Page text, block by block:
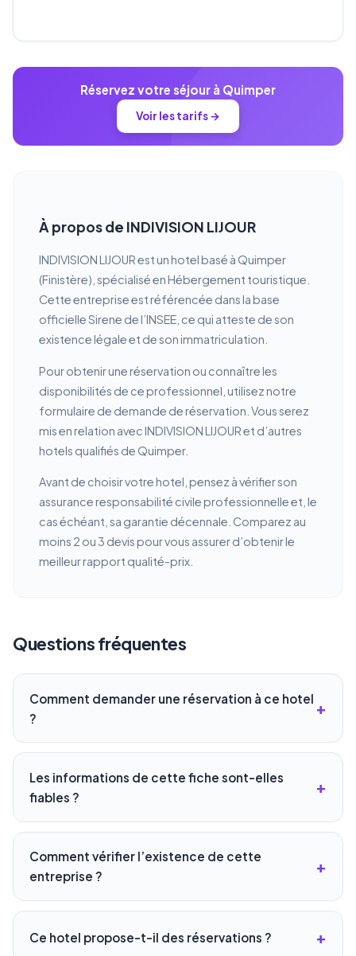
Réservez votre séjour à Quimper
Voir les tarifs →
À propos de INDIVISION LIJOUR
INDIVISION LIJOUR est un hotel basé à Quimper
(Finistère), spécialisé en Hébergement touristique.
Cette entreprise est référencée dans la base
officielle Sirene de l’INSEE, ce qui atteste de son
existence légale et de son immatriculation.
Pour obtenir une réservation ou connaître les
disponibilités de ce professionnel, utilisez notre
formulaire de demande de réservation. Vous serez
mis en relation avec INDIVISION LIJOUR et d’autres
hotels qualifiés de Quimper.
Avant de choisir votre hotel, pensez à vérifier son
assurance responsabilité civile professionnelle et, le
cas échéant, sa garantie décennale. Comparez au
moins 2 ou 3 devis pour vous assurer d’obtenir le
meilleur rapport qualité-prix.
Questions fréquentes
Comment demander une réservation à ce hotel
?
Les informations de cette fiche sont-elles
fiables ?
Comment vérifier l’existence de cette
entreprise ?
Ce hotel propose-t-il des réservations ?